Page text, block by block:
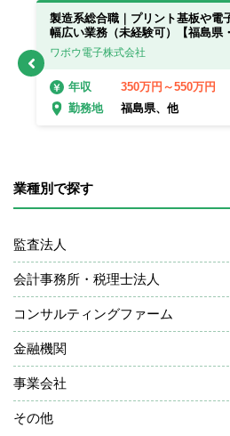
製造系総合職｜プリント基板や電
幅広い業務（未経験可）【福島県
ワボウ電子株式会社
年収
350万円～550万円
勤務地
福島県、他
業種別で探す
監査法人
会計事務所・税理士法人
コンサルティングファーム
金融機関
事業会社
その他